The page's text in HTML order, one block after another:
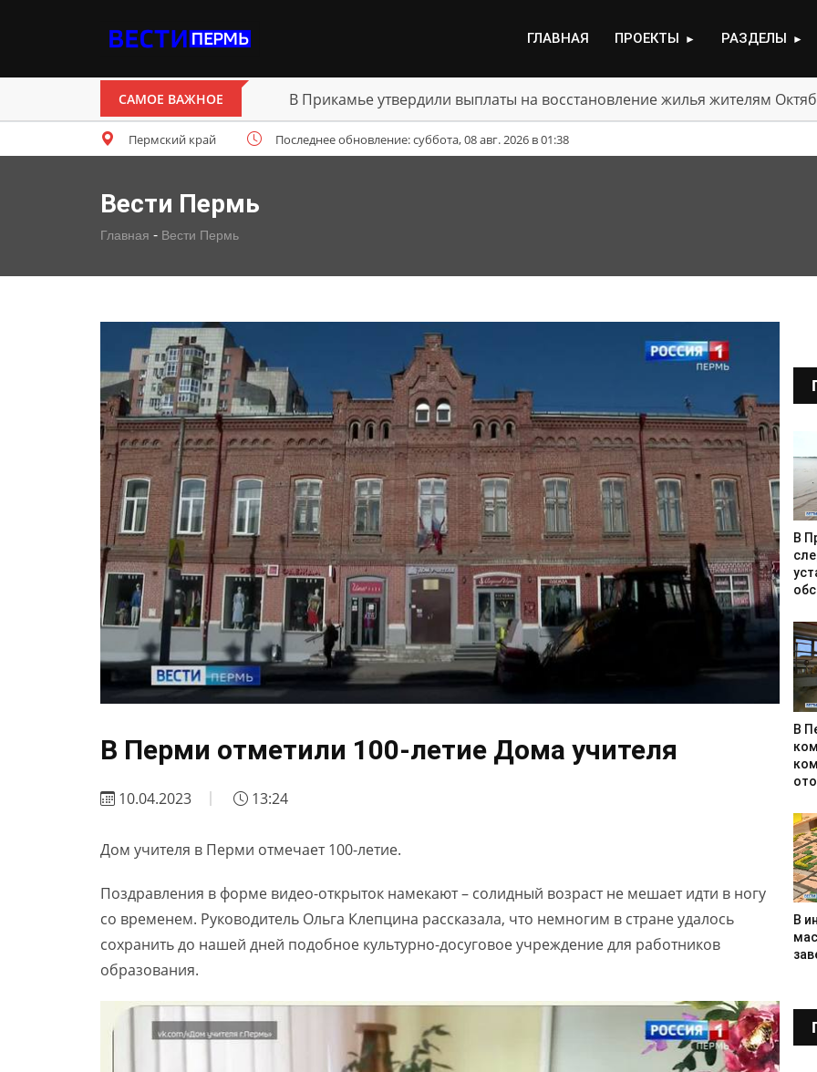
ГЛАВНАЯ ПРОЕКТЫ ► РАЗДЕЛЫ ►
САМОЕ ВАЖНОЕ В Прикамье утвердили выплаты на восстановление жилья жителям
Пермский край Последнее обновление: суббота, 08 авг. 2026 в 01:38
Вести Пермь
Главная - Вести Пермь
В Перми отметили 100-летие Дома учителя
10.04.2023 13:24
Дом учителя в Перми отмечает 100-летие.
Поздравления в форме видео-открыток намекают – солидный возраст не мешает идти в ногу
со временем. Руководитель Ольга Клепцина рассказала, что немногим в стране удалось
сохранить до нашей дней подобное культурно-досуговое учреждение для работников
образования.
В
В
В